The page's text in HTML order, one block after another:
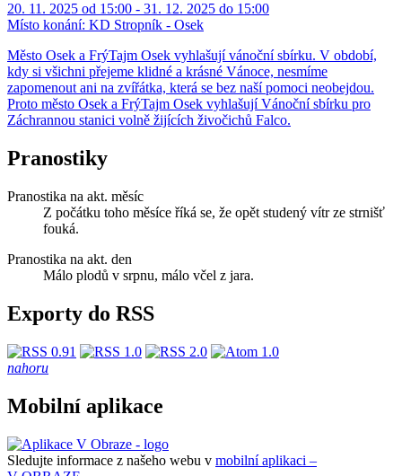
20. 11. 2025 od 15:00 - 31. 12. 2025 do 15:00
Místo konání: KD Stropník - Osek
Město Osek a FrýTajm Osek vyhlašují vánoční sbírku. V období,
kdy si všichni přejeme klidné a krásné Vánoce, nesmíme
zapomenout ani na zvířátka, která se bez naší pomoci neobejdou.
Proto město Osek a FrýTajm Osek vyhlašují Vánoční sbírku pro
Záchrannou stanici volně žijících živočichů Falco.
Pranostiky
Pranostika na akt. měsíc
Z počátku toho měsíce říká se, že opět studený vítr ze strnišť
fouká.
Pranostika na akt. den
Málo plodů v srpnu, málo včel z jara.
Exporty do RSS
nahoru
Mobilní aplikace
Sledujte informace z našeho webu v mobilní aplikaci –